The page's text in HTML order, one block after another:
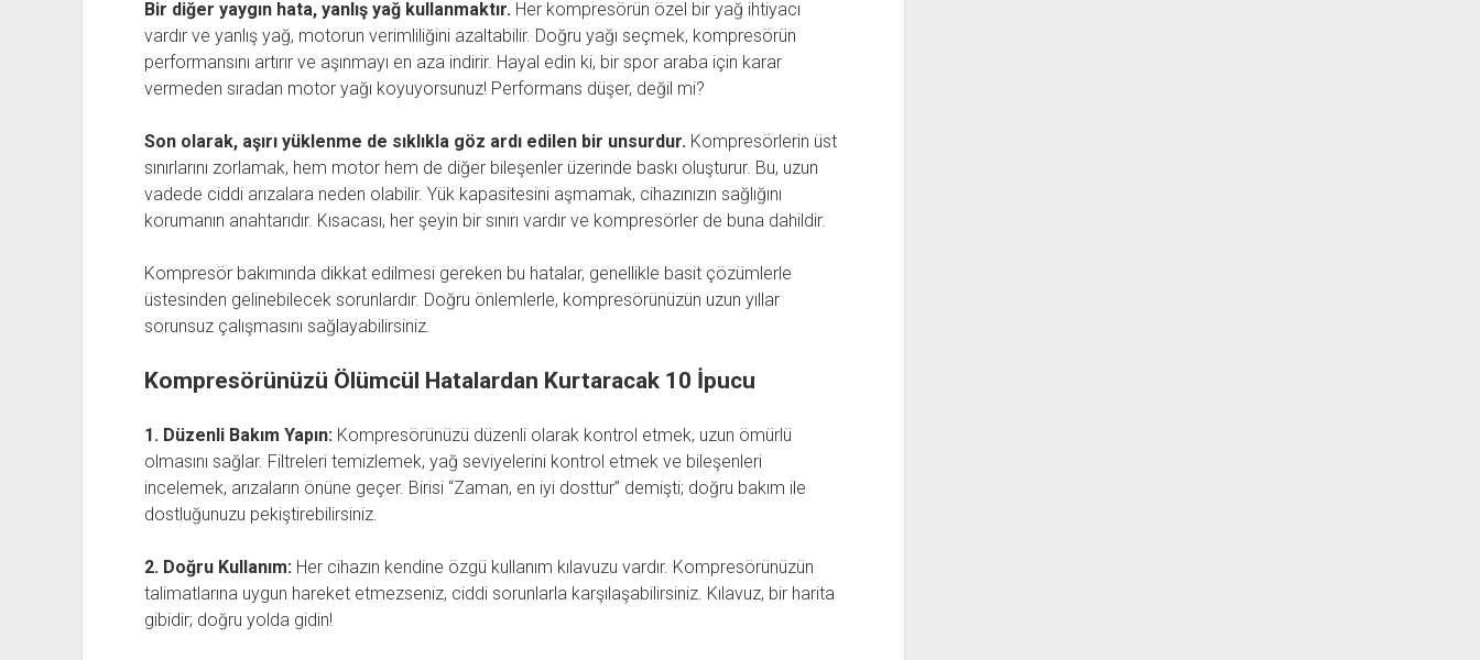
Bir diğer yaygın hata, yanlış yağ kullanmaktır.Her kompresörün özel bir yağ ihtiyacı
vardır ve yanlış yağ, motorun verimliliğini azaltabilir. Doğru yağı seçmek, kompresörün
performansını artırır ve aşınmayı en aza indirir. Hayal edin ki, bir spor araba için karar
vermeden sıradan motor yağı koyuyorsunuz! Performans düşer, değil mi?
Son olarak, aşırı yüklenme de sıklıkla göz ardı edilen bir unsurdur.Kompresörlerin üst
sınırlarını zorlamak, hem motor hem de diğer bileşenler üzerinde baskı oluşturur. Bu, uzun
vadede ciddi arızalara neden olabilir. Yük kapasitesini aşmamak, cihazınızın sağlığını
korumanın anahtarıdır. Kısacası, her şeyin bir sınırı vardır ve kompresörler de buna dahildir.
Kompresör bakımında dikkat edilmesi gereken bu hatalar, genellikle basit çözümlerle
üstesinden gelinebilecek sorunlardır. Doğru önlemlerle, kompresörünüzün uzun yıllar
sorunsuz çalışmasını sağlayabilirsiniz.
Kompresörünüzü Ölümcül Hatalardan Kurtaracak 10 İpucu
1. Düzenli Bakım Yapın:Kompresörünüzü düzenli olarak kontrol etmek, uzun ömürlü
olmasını sağlar. Filtreleri temizlemek, yağ seviyelerini kontrol etmek ve bileşenleri
incelemek, arızaların önüne geçer. Birisi “Zaman, en iyi dosttur” demişti; doğru bakım ile
dostluğunuzu pekiştirebilirsiniz.
2. Doğru Kullanım:Her cihazın kendine özgü kullanım kılavuzu vardır. Kompresörünüzün
talimatlarına uygun hareket etmezseniz, ciddi sorunlarla karşılaşabilirsiniz. Kılavuz, bir harita
gibidir; doğru yolda gidin!